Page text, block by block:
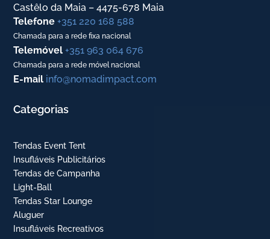
Castêlo da Maia – 4475-678 Maia
Telefone +351 220 168 588
Chamada para a rede fixa nacional
Telemóvel +351 963 064 676
Chamada para a rede móvel nacional
E-mail info@nomadimpact.com
Categorias
Tendas Event Tent
Insufláveis Publicitários
Tendas de Campanha
Light-Ball
Tendas Star Lounge
Aluguer
Insufláveis Recreativos